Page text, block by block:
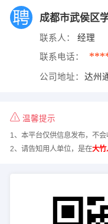
成都市武侯区
联系人： 经理
联系电话：
公司地址： 达州
温馨提示
1、本平台仅供信息发布，不会
2、请告知用人单位，是在大竹